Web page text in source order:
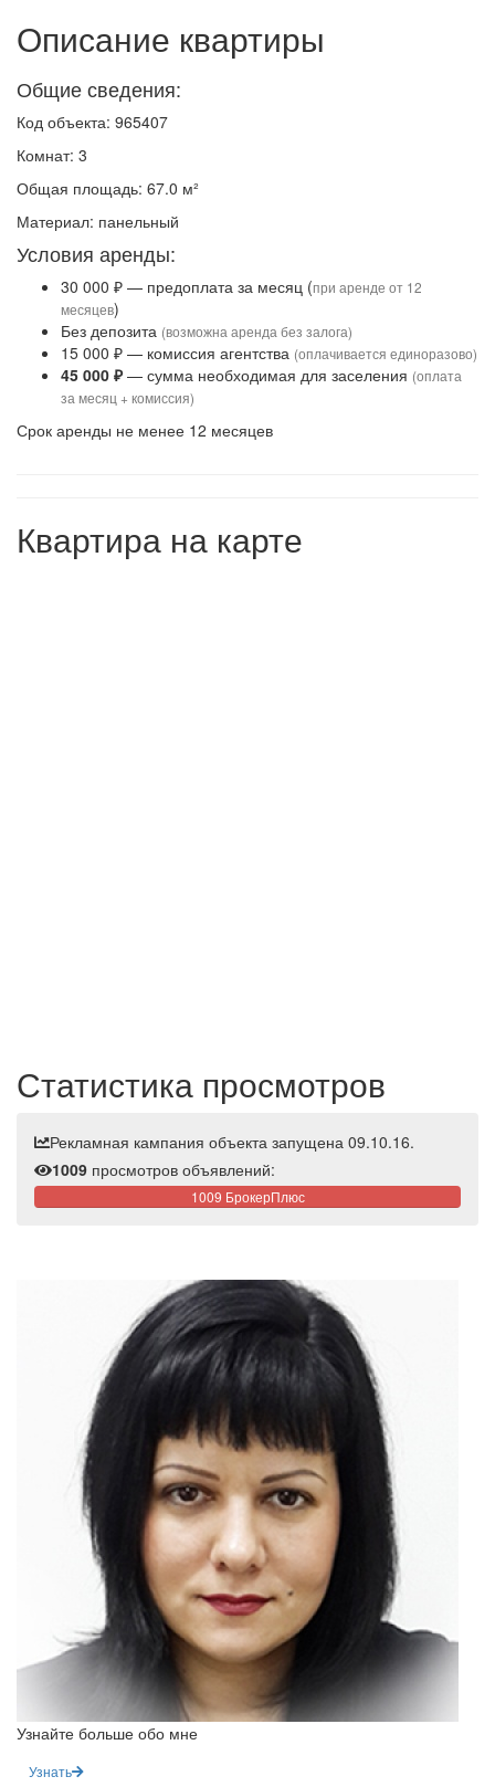
Описание квартиры
Общие сведения:
Код объекта: 965407
Комнат: 3
Общая площадь: 67.0 м²
Материал: панельный
Условия аренды:
30 000 ₽ — предоплата за месяц (при аренде от 12
месяцев)
Без депозита (возможна аренда без залога)
15 000 ₽ — комиссия агентства (оплачивается единоразово)
45 000 ₽— сумма необходимая для заселения (оплата
за месяц + комиссия)
Срок аренды не менее 12 месяцев
Квартира на карте
Статистика просмотров
Рекламная кампания объекта запущена 09.10.16.
1009 просмотров объявлений:
1009 БрокерПлюс
Узнайте больше обо мне
Узнать